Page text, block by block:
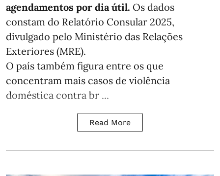
agendamentos por dia útil. Os dados
constam do Relatório Consular 2025,
divulgado pelo Ministério das Relações
Exteriores (MRE).
O país também figura entre os que
concentram mais casos de violência
doméstica contra br ...
Read More